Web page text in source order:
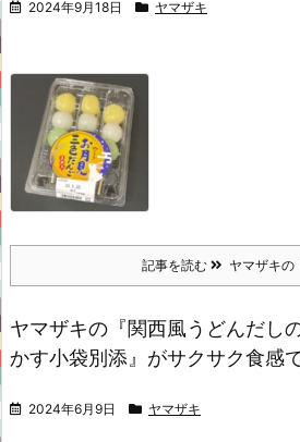
2024年9月18日 ヤマザキ
記事を読む ヤマザキの
ヤマザキの『関西風うどんだし
かす小袋別添』がサクサク食感
2024年6月9日 ヤマザキ